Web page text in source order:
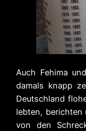
Auch Fehima
damals knapp
Deutschland
lebten, berichten
von den